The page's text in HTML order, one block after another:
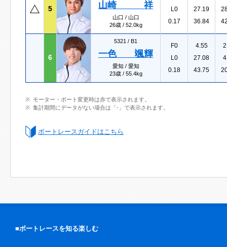
5 山崎 祥
山口 / 山口
26歳 / 52.0kg
L0
0.17
27.19
36.84
6
5321 / B1
一色 颯輝
愛知 / 愛知
23歳 / 55.4kg
F0
L0
0.18
4.55
27.08
43.75
モーター・ボート変更時は赤で表示されます。
集計期間にデータがない場合は「-」で表示されます。
ボートレースガイドはこちら
■ボートレースを知る楽しむ